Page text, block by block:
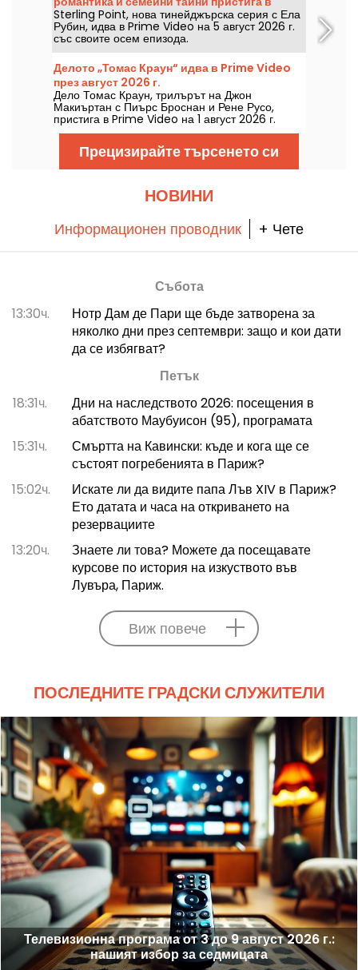
Prime Video
Sterling Point, нова тинейджърска серия с Ела
Рубин, идва в Prime Video на 5 август 2026 г.
със своите осем епизода.
Делото „Томас Краун“ идва в Prime Video
през август 2026 г.
Дело Томас Краун, трилърът на Джон
Макиъртан с Пиърс Броснан и Рене Русо,
пристига в Prime Video на 1 август 2026 г.
Прецизирайте търсенето си
НОВИНИ
Информационен проводник + Чете
Събота
13:30ч.
Нотр Дам де Пари ще бъде затворена за
няколко дни през септември: защо и кои дати
да се избягват?
Петък
18:31ч.
Дни на наследството 2026: посещения в
абатството Маубуисон (95), програмата
15:31ч.
Смъртта на Кавински: къде и кога ще се
състоят погребенията в Париж?
15:02ч.
Искате ли да видите папа Лъв XIV в Париж?
Ето датата и часа на откриването на
резервациите
13:20ч.
Знаете ли това? Можете да посещавате
курсове по история на изкуството във
Лувъра, Париж.
Виж повече
ПОСЛЕДНИТЕ ГРАДСКИ СЛУЖИТЕЛИ
Телевизионна програма от 3 до 9 август 2026 г.:
нашият избор за седмицата